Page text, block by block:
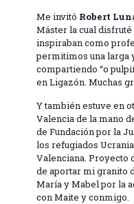
Me invitó Robert
Máster la cual disfruté
inspiraban como
permitimos una larga
compartiendo “o
en Ligazón. Muchas
Y también estuve en
Valencia de la mano
de Fundación por la
los refugiados
Valenciana. Proyecto
de aportar mi granito
María y Mabel por la
con Maite y conmigo.